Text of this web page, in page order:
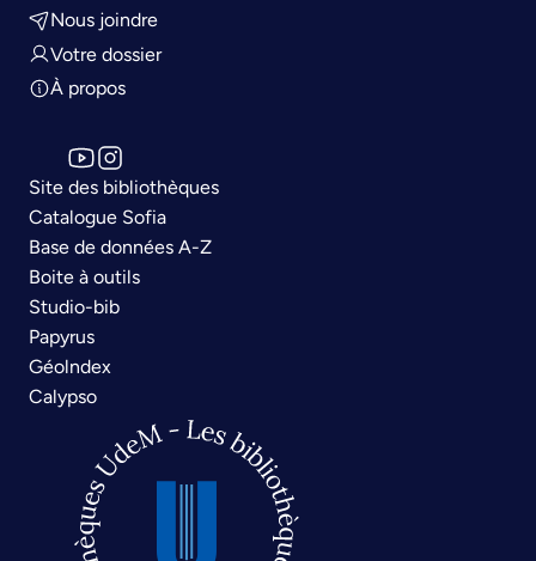
Nous joindre
Votre dossier
À propos
Site des bibliothèques
Catalogue Sofia
Base de données A-Z
Boite à outils
Studio-bib
Papyrus
Géolndex
Calypso